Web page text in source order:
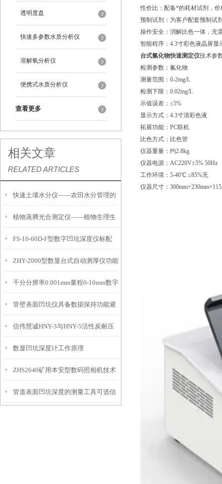
透明度盘
快速多参数水质分析仪
溶解氧分析仪
便携式水质分析仪
查看更多
相关文章
RELATED ARTICLES
快速土壤水分仪——农田水分管理的
便携式检测工具
植物蒸腾光合测定仪——植物生理生
态的实时监测设备
FS-10-60D-F型数字凹坑深度仪标配
IP54级表头分辨率0.01mm量程
10mm！
ZHY-2000型数显台式自动测厚仪功能
特点
千分分辨率0.001mm量程0-10mm数字
埋头度仪技术参数！
管壁表面凹坑仪具备数据保持功能避
免测试过程中测针移动导致数据变动
信伟慧诚HNY-3与HNY-5活性炭耐压
强度测定仪技术参数！
数显凹坑深度计工作原理
ZHS2640矿用本安型数码照相机技术
参数！
管道表面凹坑深度的测量工具可选信
性价比：配备*的耗材试剂，
预制试剂：为客户配套预制试
操作安全：消解比色一体，无
智能程序：4.3寸彩色液晶屏
台式氟化物快速测定仪技术参
检测参数：氟化物
测量范围：0-2mg/L
检测下限：0.02mg/L
示值误差：≤5%
显示方式：4.3寸清彩色液
拓展功能：PC联机
比色方式：比色管
仪器重量：约2.8kg
仪器电源：AC220V±5% 50Hz
工作环境：5-40℃ ≤85%无
仪器尺寸：